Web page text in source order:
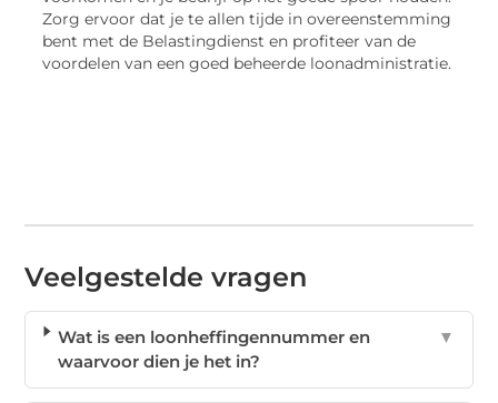
Zorg ervoor dat je te allen tijde in overeenstemming
bent met de Belastingdienst en profiteer van de
voordelen van een goed beheerde loonadministratie.
Veelgestelde vragen
Wat is een loonheffingennummer en
waarvoor dien je het in?
▼